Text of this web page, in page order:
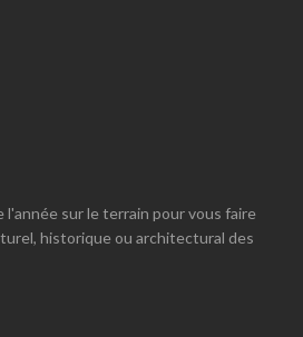
sur le terrain pour vous faire
historique ou architectural des